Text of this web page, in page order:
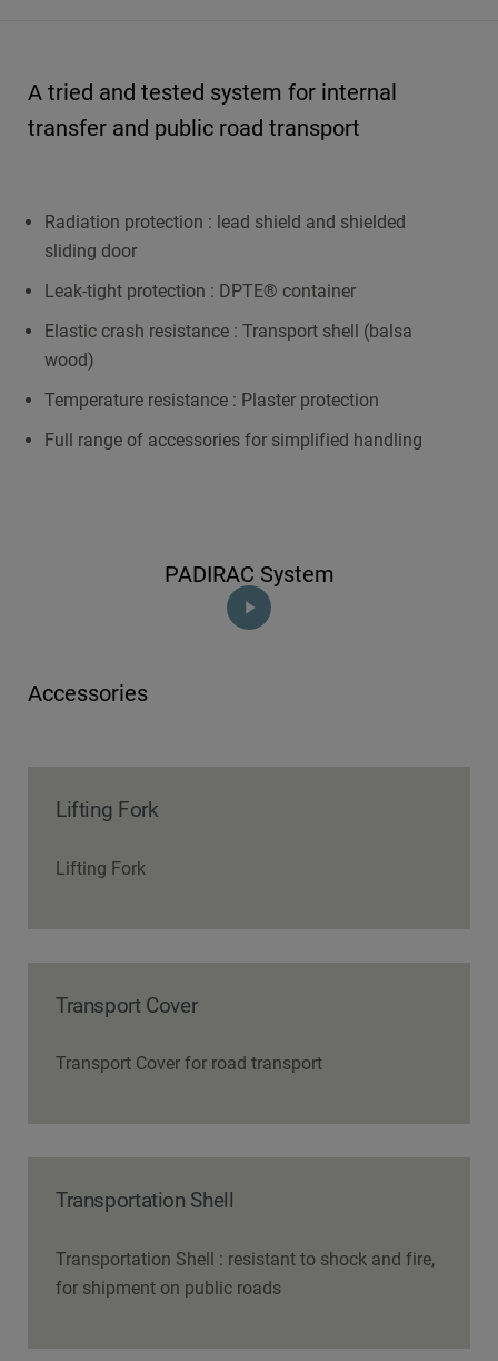
A tried and tested system for internal
transfer and public road transport
Radiation protection : lead shield and shielded
sliding door
Leak-tight protection : DPTE® container
Elastic crash resistance : Transport shell (balsa
wood)
Temperature resistance : Plaster protection
Full range of accessories for simplified handling
PADIRAC System
Accessories
Lifting Fork
Lifting Fork
Transport Cover
Transport Cover for road transport
Transportation Shell
Transportation Shell : resistant to shock and fire,
for shipment on public roads